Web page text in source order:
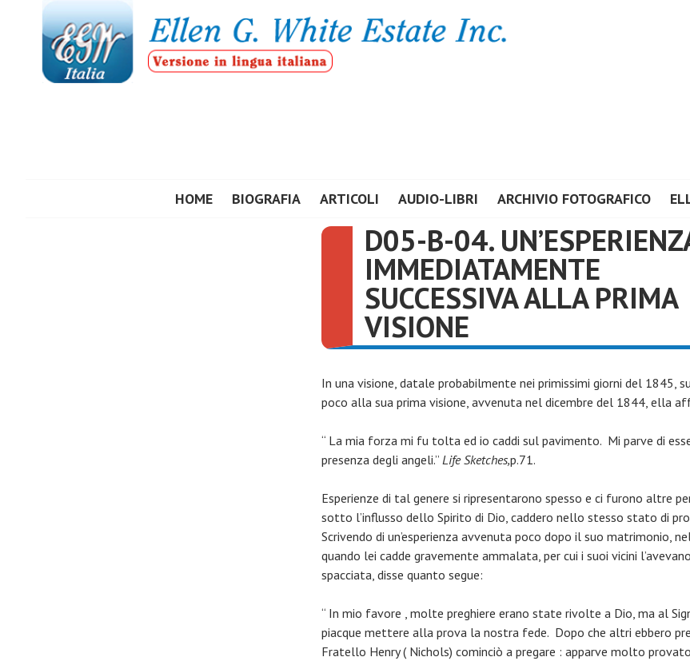
contenuto
HOME BIOGRAFIA ARTICOLI AUDIO-LIBRI ARCHIVIO FOTOGRAFICO
D05-B-04.
IMMEDIATAMENTE
SUCCESSIVA ALLA PRIMA
VISIONE
In una visione, datale probabilmente nei primissimi giorni del 1845,
poco alla sua prima visione, avvenuta nel dicembre del 1844, ella
“ La mia forza mi fu tolta ed io caddi sul pavimento. Mi parve di
presenza degli angeli.” Life Sketches,p.71.
Esperienze di tal genere si ripresentarono spesso e ci furono altre
sotto l’influsso dello Spirito di Dio, caddero nello stesso stato di
Scrivendo di un’esperienza avvenuta poco dopo il suo matrimonio,
quando lei cadde gravemente ammalata, per cui i suoi vicini
spacciata, disse quanto segue:
“ In mio favore , molte preghiere erano state rivolte a Dio, ma al
piacque mettere alla prova la nostra fede. Dopo che altri ebbero
Fratello Henry ( Nichols) cominciò a pregare : apparve molto